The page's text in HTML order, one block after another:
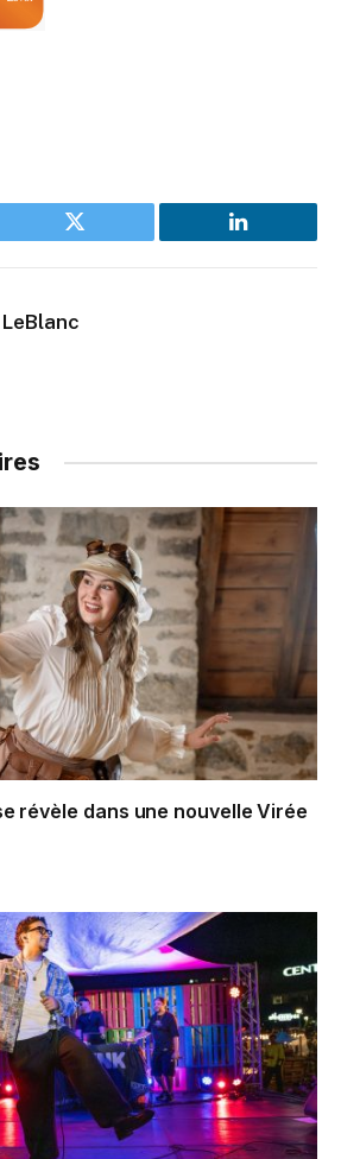
Twitter LinkedIn
révèle dans une nouvelle Virée